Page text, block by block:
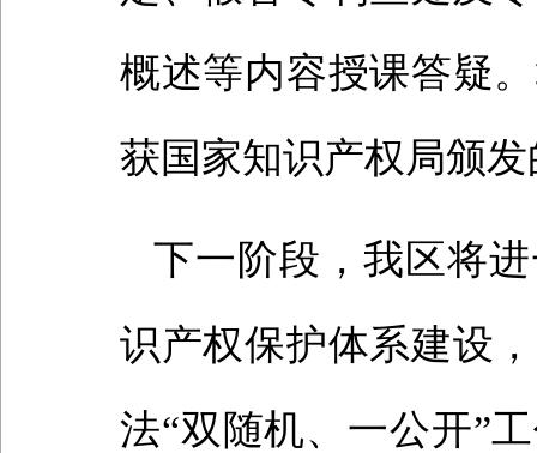
概述等内容授课答疑
获国家知识产权局颁
下一阶段，我区将
识产权保护体系建设
法“双随机、一公开”